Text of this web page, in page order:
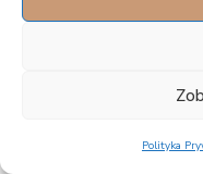
Polityka